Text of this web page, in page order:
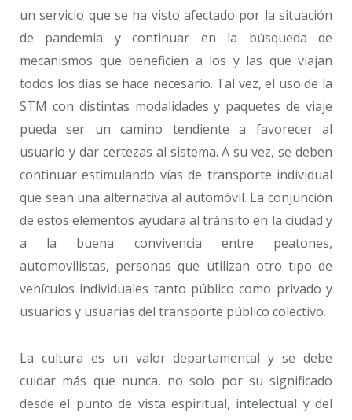
un servicio que se ha visto afectado por la situación
de pandemia y continuar en la búsqueda de
mecanismos que beneficien a los y las que viajan
todos los días se hace necesario. Tal vez, el uso de la
STM con distintas modalidades y paquetes de viaje
pueda ser un camino tendiente a favorecer al
usuario y dar certezas al sistema. A su vez, se deben
continuar estimulando vías de transporte individual
que sean una alternativa al automóvil. La conjunción
de estos elementos ayudara al tránsito en la ciudad y
a la buena convivencia entre peatones,
automovilistas, personas que utilizan otro tipo de
vehículos individuales tanto público como privado y
usuarios y usuarias del transporte público colectivo.
La cultura es un valor departamental y se debe
cuidar más que nunca, no solo por su significado
desde el punto de vista espiritual, intelectual y del